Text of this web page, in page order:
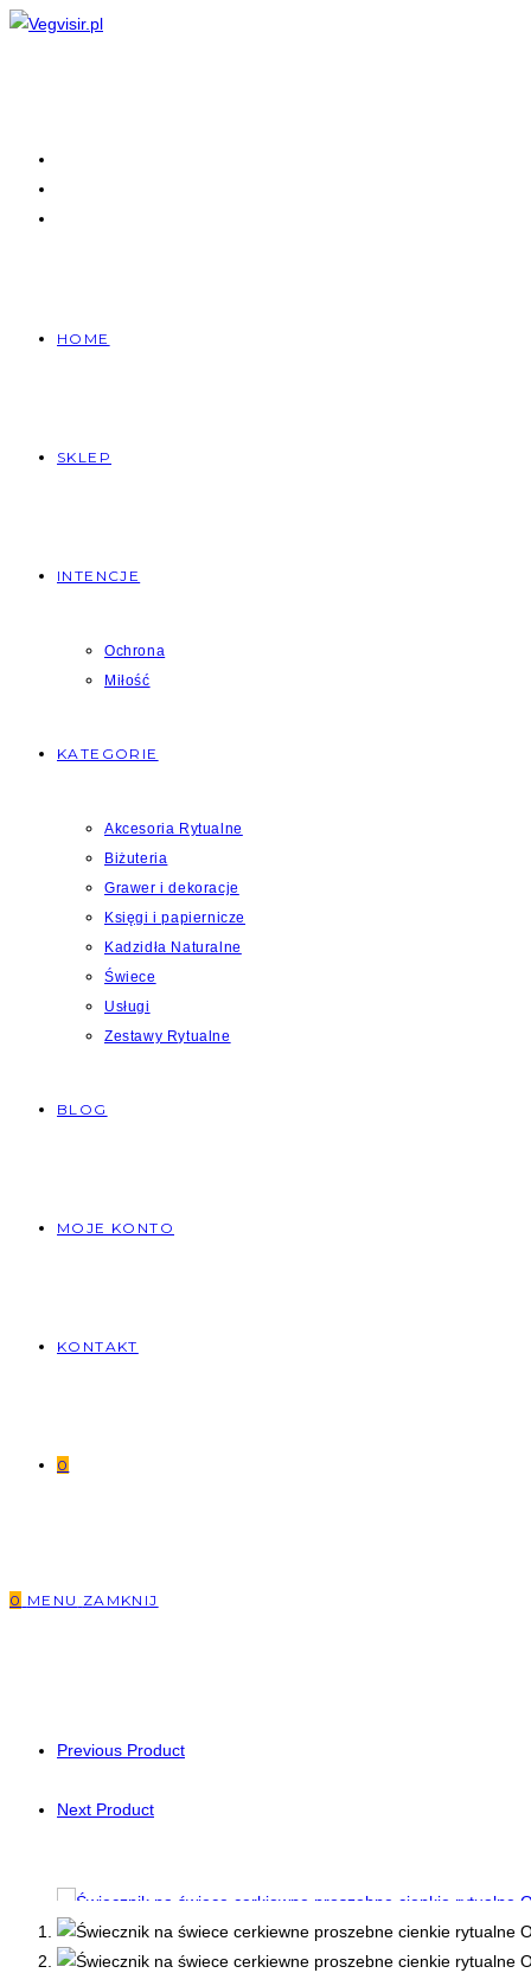
Skip
HOME
SKLEP
INTENCJE
Ochrona
Miłość
KATEGORIE
Akcesoria Rytualne
Biżuteria
Grawer i dekoracje
Księgi i papiernicze
Kadzidła Naturalne
Świece
Usługi
Zestawy Rytualne
BLOG
MOJE KONTO
KONTAKT
0
0 MENU ZAMKNIJ
Previous Product
Next Product